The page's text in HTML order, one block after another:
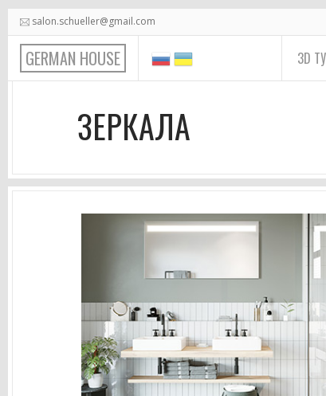
salon.schueller@gmail.com
GERMAN HOUSE 3D
ЗЕРКАЛА